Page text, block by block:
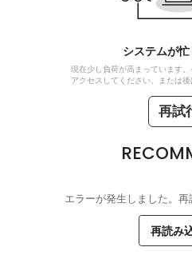
システムが
現在少し負荷が高まっています
アクセスしてください、または
再試
エラーが発生しました。
再読み